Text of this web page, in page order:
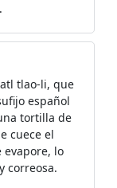
tlao-li, que
español
tortilla de
cuece el
evapore, lo
correosa.